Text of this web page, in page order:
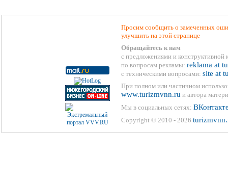
Просим сообщить о замеченных
улучшить на этой странице
Обращайтесь к нам
с предложениями и конструктивной
по вопросам рекламы: reklama at
с техническими вопросами: site at
При полном или частичном
www.turizmvnn.ru и автора
Мы в социальных сетях:
Copyright © 2010 - 2026